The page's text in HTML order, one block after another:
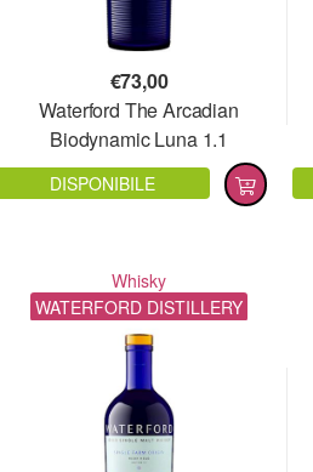
€73,00
Waterford The Arcadian
Biodynamic Luna 1.1
DISPONIBILE
Whisky
WATERFORD DISTILLERY